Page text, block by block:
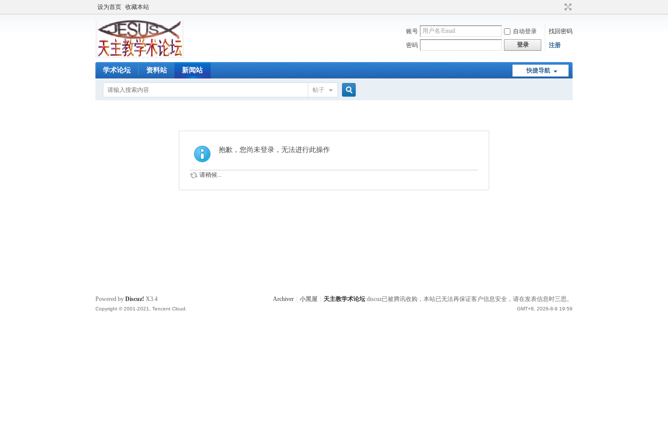
设为首页 收藏本站
账号 自动登录
找回密码
密码
登录 注册
快捷导航
学术论坛 资料站 新闻站
帖子
抱歉，您尚未登录，无法进行此操作
请稍候...
Archiver 小黑屋 天主教学术论坛 discuz已被腾讯收购，本站已无法再保证客户信息安全，请在发表信息时三思。
GMT+8, 2026-8-9 19:59
Powered by Discuz! X3.4
Copyright © 2001-2021, Tencent Cloud.